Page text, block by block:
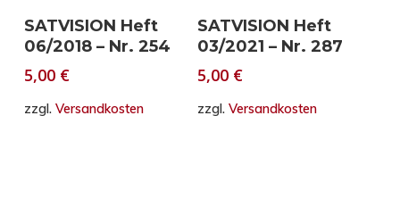
In den Warenkorb
SATVISION Heft
06/2018 – Nr. 254
5,00 €
zzgl. Versandkosten
In den Warenkorb
SATVISION Heft
03/2021 – Nr. 287
5,00 €
zzgl.Versandkosten